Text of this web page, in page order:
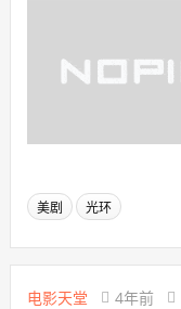
美剧 光环
电影天堂 4年前